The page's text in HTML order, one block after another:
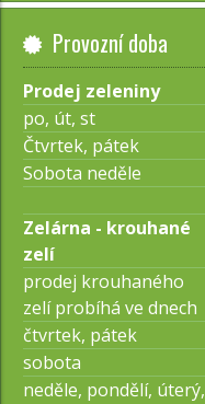
Provozní doba
Prodej zeleniny
po, út, st
Čtvrtek, pátek
Sobota neděle
Zelárna - krouhané
zelí
prodej krouhaného
zelí probíhá ve dnech
čtvrtek, pátek
sobota
neděle, pondělí, úterý,